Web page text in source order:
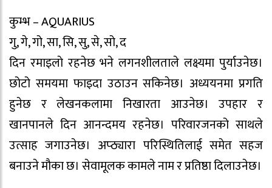
कुम्भ – AQUARIUS
गु, गे, गो, सा, सि, सु, से, सो, द
दिन रमाइलाे रहनेछ भने लगनशीलताले लक्ष्यमा पुर्याउनेछ।
छोटो समयमा फाइदा उठाउन सकिनेछ। अध्ययनमा प्रगति
हुनेछ र लेखनकलामा निखारता आउनेछ। उपहार र
खानपानले दिन आनन्दमय रहनेछ। परिवारजनको साथले
उत्साह जगाउनेछ। अप्ठ्यारा परिस्थितिलाई समेत सहज
बनाउने मौका छ। सेवामूलक कामले नाम र प्रतिष्ठा दिलाउनेछ।